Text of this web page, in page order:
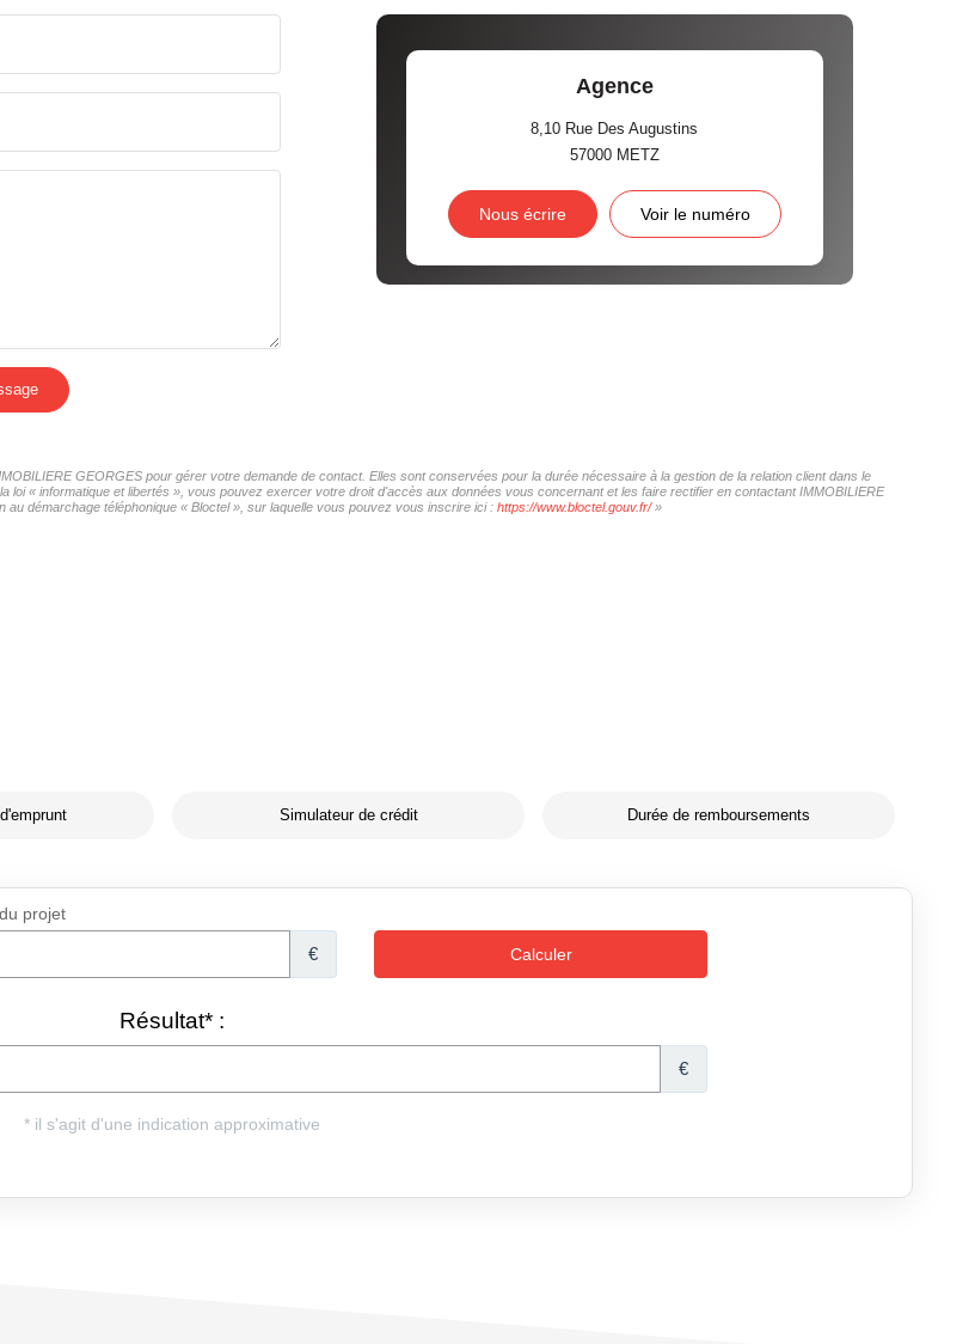
Agence
8,10 Rue Des Augustins
57000 METZ
Nous écrire Voir le numéro
GEORGES pour gérer votre demande de contact. Elles sont conservées pour la durée nécessaire à la gestion de la relation client dans le
« informatique et libertés », vous pouvez exercer votre droit d'accès aux données vous concernant et les faire rectifier en contactant IMMOBILIERE
démarchage téléphonique « Bloctel », sur laquelle vous pouvez vous inscrire ici : https://www.bloctel.gouv.fr/»
Simulateur de crédit Durée de remboursements